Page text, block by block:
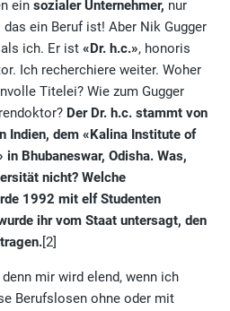
ein sozialer Unternehmer, nur
ein Beruf ist! Aber Nik Gugger
ich. Er ist «Dr. h.c.», honoris
Ich recherchiere weiter. Woher
Titelei? Wie zum Gugger
Der Dr. h.c. stammt von
Indien, dem «Kalina Institute of
Bhubaneswar, Odisha. Was,
nicht? Welche
1992 mit elf Studenten
ihr vom Staat untersagt, den
[2]
mir wird elend, wenn ich
Berufslosen ohne oder mit